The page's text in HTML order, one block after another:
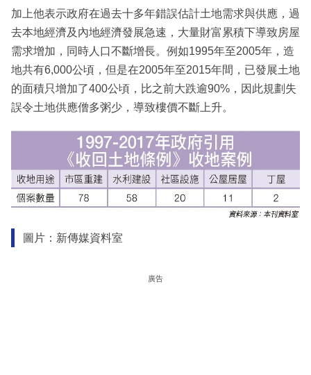
加上他表示政府在過去十多年錯誤估計土地需求與供應，過
去本地經濟及內地經濟發展急速，大量財富累積下導致房屋
需求增加，同時人口不斷增長。例如1995年至2005年，造
地共有6,000公頃，但是在2005年至2015年間，已發展土地
的面積只增加了400公頃，比之前大跌逾90%，因此規劃失
誤令土地供應僧多粥少，導致樓價不斷上升。
圖片：新傳媒資料室
廣告